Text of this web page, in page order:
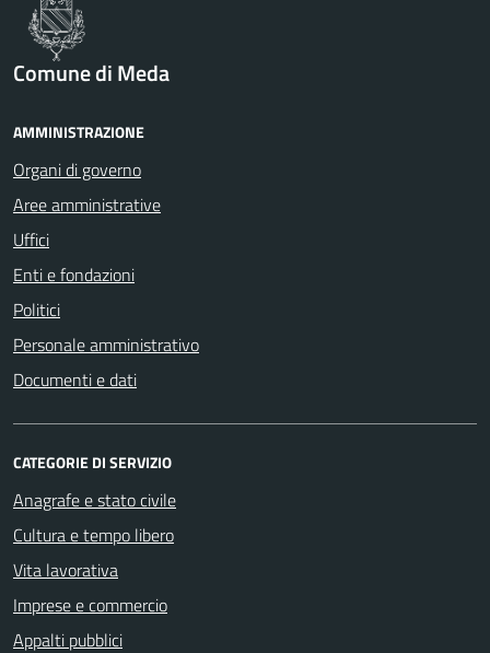
Comune di Meda
AMMINISTRAZIONE
Organi di governo
Aree amministrative
Uffici
Enti e fondazioni
Politici
Personale amministrativo
Documenti e dati
CATEGORIE DI SERVIZIO
Anagrafe e stato civile
Cultura e tempo libero
Vita lavorativa
Imprese e commercio
Appalti pubblici